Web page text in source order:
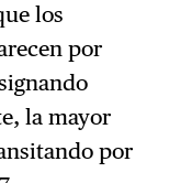
los
por
la mayor
por